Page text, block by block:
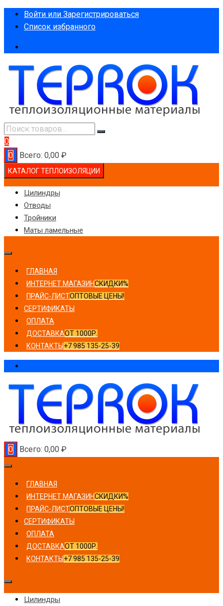
ПерейтиВойти или Зарегистрироваться
Список избранного
0
0
Всего: 0,00 ₽
КАТАЛОГ ТЕПЛОИЗОЛЯЦИИ
Цилиндры
Отводы
Тройники
Маты ламельные
ГЛАВНАЯ
ИНТЕРНЕТ МАГАЗИНСКИДКИ%
ПРАЙС-ЛИСТОПТОВЫЕ ЦЕНЫ!
СЕРТИФИКАТЫ
ОПЛАТА
ДОСТАВКАОТ 1000Р.
КОНТАКТЫ +7 985 135-25-39
0 Всего: 0,00 ₽
ГЛАВНАЯ
ИНТЕРНЕТ МАГАЗИНСКИДКИ%
ПРАЙС-ЛИСТОПТОВЫЕ ЦЕНЫ!
СЕРТИФИКАТЫ
ОПЛАТА
ДОСТАВКАОТ 1000Р.
КОНТАКТЫ +7 985 135-25-39
Цилиндры